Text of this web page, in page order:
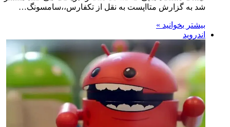
شد به گزارش متااپست به نقل از تکفارس،،سامسونگ…
بیشتر بخوانید »
اندروید